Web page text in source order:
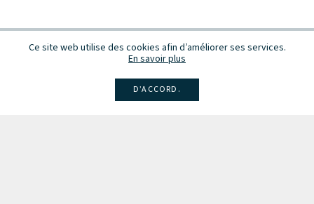
Ce site web utilise des cookies afin d’améliorer ses services.
En savoir plus
D’ACCORD.